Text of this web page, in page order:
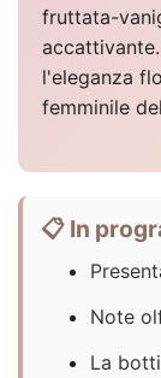
fruttata-
l'eleganza
femminile
📋 In
Note
La